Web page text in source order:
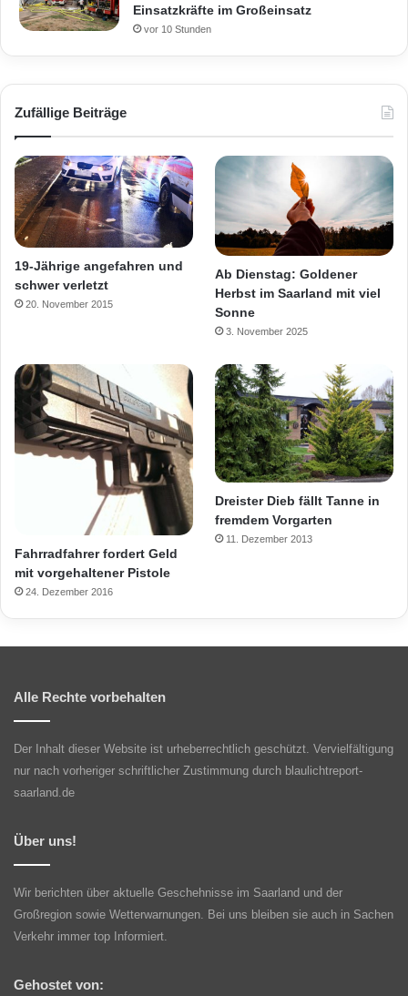
Einsatzkräfte im Großeinsatz
vor 10 Stunden
Zufällige Beiträge
19-Jährige angefahren und
schwer verletzt
20. November 2015
Ab Dienstag: Goldener
Herbst im Saarland mit viel
Sonne
3. November 2025
Fahrradfahrer fordert Geld
mit vorgehaltener Pistole
24. Dezember 2016
Dreister Dieb fällt Tanne in
fremdem Vorgarten
11. Dezember 2013
Alle Rechte vorbehalten
Der Inhalt dieser Website ist urheberrechtlich geschützt. Vervielfältigung
nur nach vorheriger schriftlicher Zustimmung durch blaulichtreport-
saarland.de
Über uns!
Wir berichten über aktuelle Geschehnisse im Saarland und der
Großregion sowie Wetterwarnungen. Bei uns bleiben sie auch in Sachen
Verkehr immer top Informiert.
Gehostet von: